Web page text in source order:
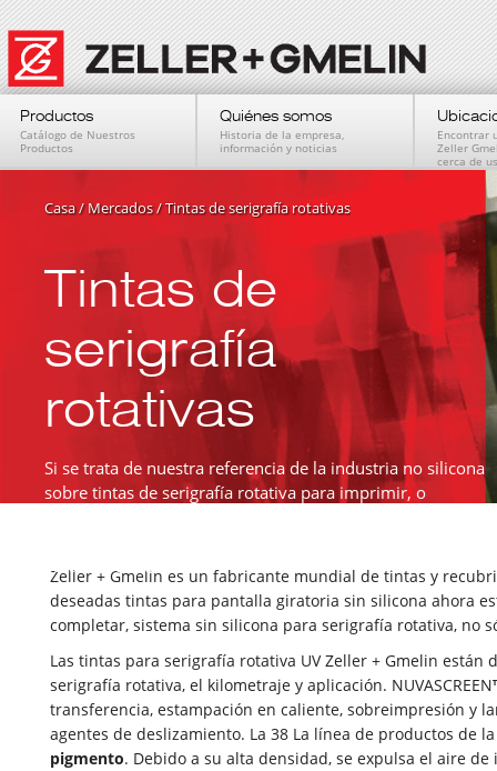
Productos
Catálogo de Nuestros
Productos
Quiénes somos
Historia de la empresa,
información y noticias
Encontrar
Zeller
cerca de
Casa/Mercados/Tintas de serigrafía rotativas
Tintas de
serigrafía
rotativas
Si se trata de nuestra referencia de la industria no silicona
sobre tintas de serigrafía rotativa para imprimir, o
curable pantalla.
Zeller + Gmelin es un fabricante mundial de tintas y
deseadas tintas para pantalla giratoria sin silicona ahora
completar, sistema sin silicona para serigrafía rotativa, no
Las tintas para serigrafía rotativa UV Zeller + Gmelin
serigrafía rotativa, el kilometraje y aplicación. NUVASCREEN
transferencia, estampación en caliente, sobreimpresión y
agentes de deslizamiento. La 38 La línea de productos de
pigmento. Debido a su alta densidad, se expulsa el aire